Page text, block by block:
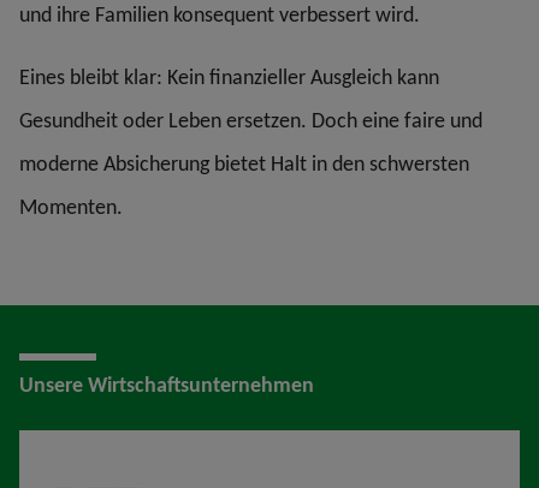
und ihre Familien konsequent verbessert wird.
Eines bleibt klar: Kein finanzieller Ausgleich kann
Gesundheit oder Leben ersetzen. Doch eine faire und
moderne Absicherung bietet Halt in den schwersten
Momenten.
Unsere Wirtschaftsunternehmen